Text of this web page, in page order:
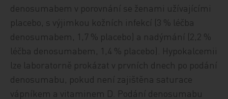
denosumabem v porovnání se ženami užívajícími
placebo, s výjimkou kožních infekcí (3 % léčba
denosumabem, 1,7 % placebo) a nadýmání (2,2 %
léčba denosumabem, 1,4 % placebo). Hypokalcemii
lze laboratorně prokázat v prvních dnech po podání
denosumabu, pokud není zajištěna saturace
vápníkem a vitaminem D. Podání denosumabu